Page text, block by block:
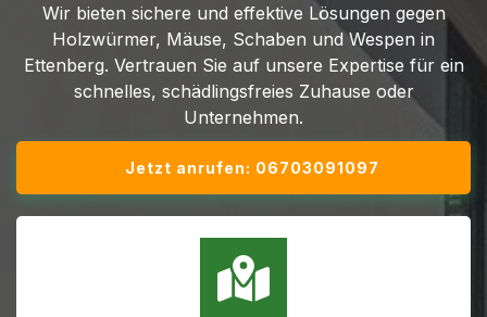
Wir bieten sichere und effektive Lösungen gegen
Holzwürmer, Mäuse, Schaben und Wespen in
Ettenberg. Vertrauen Sie auf unsere Expertise für ein
schnelles, schädlingsfreies Zuhause oder
Unternehmen.
Jetzt anrufen: 06703091097